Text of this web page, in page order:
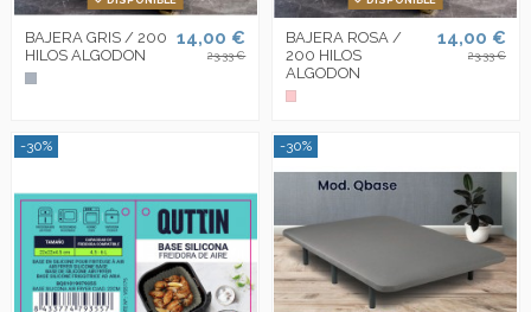
BAJERA GRIS / 200
HILOS ALGODON
14,00 €
23,33 €
BAJERA ROSA /
200 HILOS
ALGODON
14,00 €
23,33 €
-30% -30%